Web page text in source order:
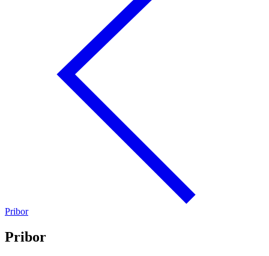
Pribor
Pribor